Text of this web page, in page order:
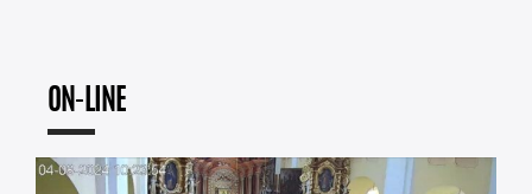
ON-LINE